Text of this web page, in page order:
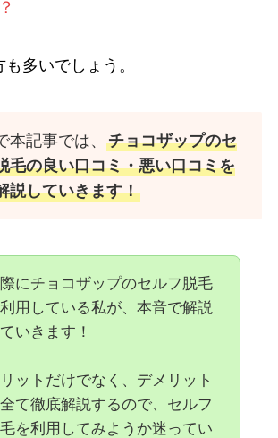
多いでしょう。
本記事では、チョコザップのセ
毛の良い口コミ・悪い口コミを
説していきます！
にチョコザップのセルフ脱毛
用している私が、本音で解説
いきます！
リットだけでなく、デメリット
て徹底解説するので、セルフ
を利用してみようか迷ってい